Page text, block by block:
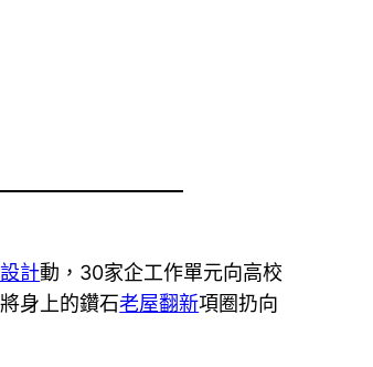
計動，30家企工作單元向高校
身上的鑽石老屋翻新項圈扔向